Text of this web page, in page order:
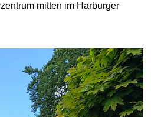
mitten im Harburger